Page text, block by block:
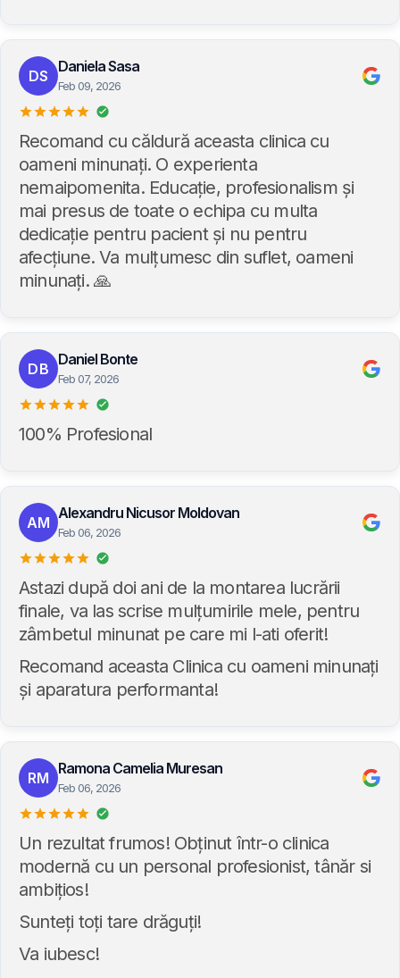
DS
Daniela Sasa
Feb 09, 2026
Recomand cu căldură aceasta clinica cu
oameni minunați. O experienta
nemaipomenita. Educație, profesionalism și
mai presus de toate o echipa cu multa
dedicație pentru pacient și nu pentru
afecțiune. Va mulțumesc din suflet, oameni
minunați. 🙏
DB
Daniel Bonte
Feb 07, 2026
100% Profesional
AM
Alexandru Nicusor Moldovan
Feb 06, 2026
Astazi după doi ani de la montarea lucrării
finale, va las scrise mulțumirile mele, pentru
zâmbetul minunat pe care mi l-ati oferit!
Recomand aceasta Clinica cu oameni minunați
și aparatura performanta!
RM
Ramona Camelia Muresan
Feb 06, 2026
Un rezultat frumos! Obținut într-o clinica
modernă cu un personal profesionist, tânăr si
ambițios!
Sunteți toți tare drăguți!
Va iubesc!